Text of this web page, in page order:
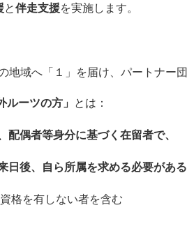
と伴走支援を実施します。
域へ「１」を届け、パートナー
ルーツの方」 とは：
偶者等身分に基づく在留者で、
後、自ら所属を求める必要がある
格を有しない者を含む